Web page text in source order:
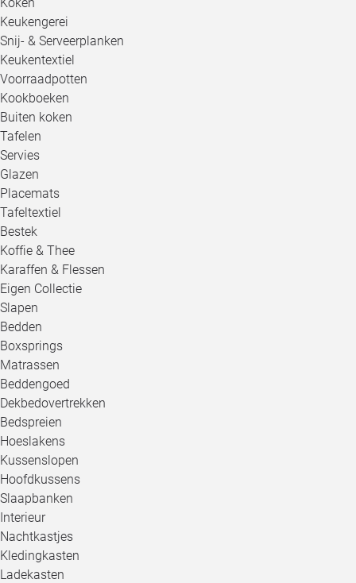
Keukengerei
Snij- & Serveerplanken
Keukentextiel
Voorraadpotten
Kookboeken
Buiten koken
Tafelen
Servies
Glazen
Placemats
Tafeltextiel
Bestek
Koffie & Thee
Karaffen & Flessen
Eigen Collectie
Slapen
Bedden
Boxsprings
Matrassen
Beddengoed
Dekbedovertrekken
Bedspreien
Hoeslakens
Kussenslopen
Hoofdkussens
Slaapbanken
Interieur
Nachtkastjes
Kledingkasten
Ladekasten